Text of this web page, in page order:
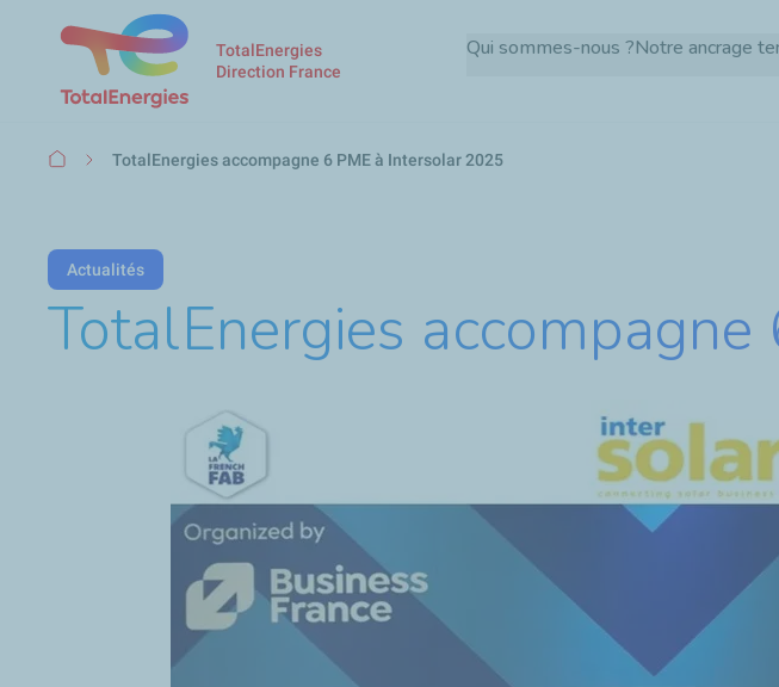
TotalEnergies
Direction France
Qui sommes-nous ?Notre ancrage
Fil
TotalEnergies accompagne 6 PME à Intersolar 2025
Actualités
TotalEnergies